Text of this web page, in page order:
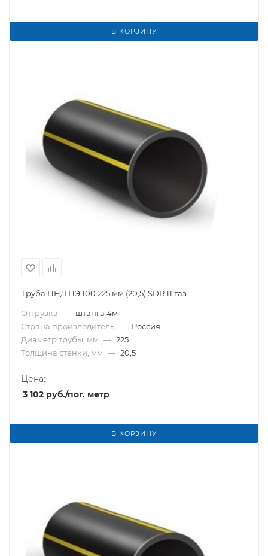
В КОРЗИНУ
Труба ПНД ПЭ 100 225 мм (20,5) SDR 11 газ
Отгрузка — штанга 4м
Страна производитель — Россия
Диаметр трубы, мм — 225
Толщина стенки, мм — 20,5
Цена:
3 102 руб./пог. метр
В КОРЗИНУ